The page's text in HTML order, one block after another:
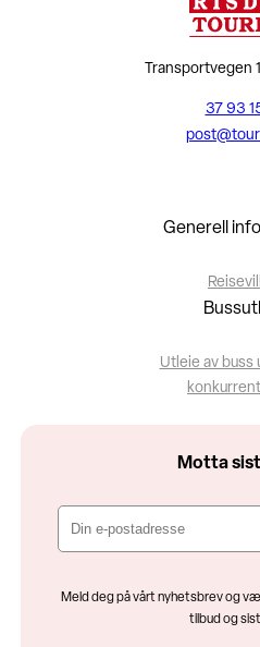
Transportvegen
37 93
Generell
Utleie av buss
Motta
Meld deg på vårt nyhetsbrev og
tilbud og